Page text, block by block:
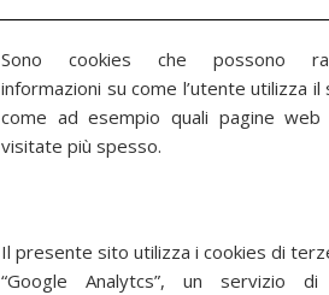
Sono cookies che possono
informazioni su come l’utente utilizza
come ad esempio quali pagine web
visitate più spesso.
Il presente sito utilizza i cookies di
“Google Analytcs”, un servizio